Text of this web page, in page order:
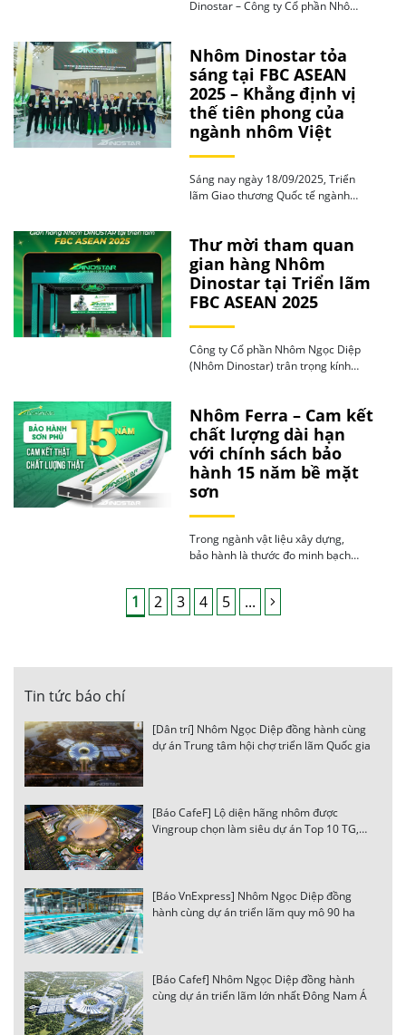
Dinostar – Công ty Cổ phần Nhôm
Nhôm Dinostar tỏa
sáng tại FBC ASEAN
2025 – Khẳng định vị
thế tiên phong của
ngành nhôm Việt
Sáng nay ngày 18/09/2025, Triển
lãm Giao thương Quốc tế ngành
Thư mời tham quan
gian hàng Nhôm
Dinostar tại Triển lãm
FBC ASEAN 2025
Công ty Cổ phần Nhôm Ngọc Diệp
(Nhôm Dinostar) trân trọng kính
Nhôm Ferra – Cam kết
chất lượng dài hạn
với chính sách bảo
hành 15 năm bề mặt
sơn
Trong ngành vật liệu xây dựng,
bảo hành là thước đo minh bạch
1 2 3 4 5 ...
Tin tức báo chí
[Dân trí] Nhôm Ngọc Diệp đồng hành cùng
dự án Trung tâm hội chợ triển lãm Quốc gia
[Báo CafeF] Lộ diện hãng nhôm được
Vingroup chọn làm siêu dự án Top 10 TG,
[Báo VnExpress] Nhôm Ngọc Diệp đồng
hành cùng dự án triển lãm quy mô 90 ha
[Báo Cafef] Nhôm Ngọc Diệp đồng hành
cùng dự án triển lãm lớn nhất Đông Nam Á